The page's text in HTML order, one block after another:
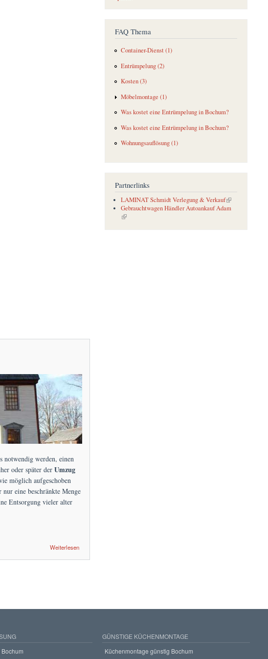
notwendig werden, einen
oder später der Umzug
möglich aufgeschoben
eine beschränkte Menge
Entsorgung vieler alter
Weiterlesen
FAQ Thema
Container-Dienst (1)
Entrümpelung (2)
Kosten (3)
Möbelmontage (1)
Was kostet eine Entrümpelung in Bochum?
Was kostet eine Entrümpelung in Bochum?
Wohnungsauflösung (1)
Partnerlinks
LAMINAT Schmidt Verlegung & Verkauf
(link is external)
Gebrauchtwagen Händler Autoankauf Adam
(link is external)
GÜNSTIGE KÜCHENMONTAGE
Küchenmontage günstig Bochum